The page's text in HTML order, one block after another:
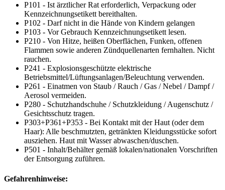
P101 - Ist ärztlicher Rat erforderlich, Verpackung oder
Kennzeichnungsetikett bereithalten.
P102 - Darf nicht in die Hände von Kindern gelangen
P103 - Vor Gebrauch Kennzeichnungsetikett lesen.
P210 - Von Hitze, heißen Oberflächen, Funken, offenen
Flammen sowie anderen Zündquellenarten fernhalten. Nicht
rauchen.
P241 - Explosionsgeschützte elektrische
Betriebsmittel/Lüftungsanlagen/Beleuchtung verwenden.
P261 - Einatmen von Staub / Rauch / Gas / Nebel / Dampf /
Aerosol vermeiden.
P280 - Schutzhandschuhe / Schutzkleidung / Augenschutz /
Gesichtsschutz tragen.
P303+P361+P353 - Bei Kontakt mit der Haut (oder dem
Haar): Alle beschmutzten, getränkten Kleidungsstücke sofort
ausziehen. Haut mit Wasser abwaschen/duschen.
P501 - Inhalt/Behälter gemäß lokalen/nationalen Vorschriften
der Entsorgung zuführen.
Gefahrenhinweise: